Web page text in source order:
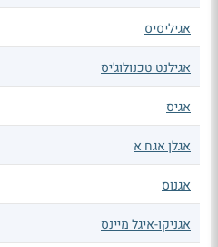
אגיליסיס
אגילנט טכנולוג'יס
אגיס
אגלן אגח א
אגנוס
אגניקו-איגל מיינס